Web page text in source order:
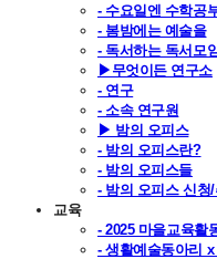
- 수요일엔 수학공
- 봄밤에는 예술을
- 독서하는 독서모
▶무엇이든 연구소
- 연구
- 소속 연구원
▶ 밤의 오피스
- 밤의 오피스란?
- 밤의 오피스들
- 밤의 오피스 신청/
교육
- 2025 마을교육활
- 생활예술동아리